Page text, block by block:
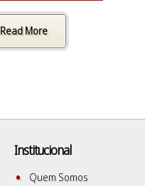
Read More
Institucional
Quem Somos